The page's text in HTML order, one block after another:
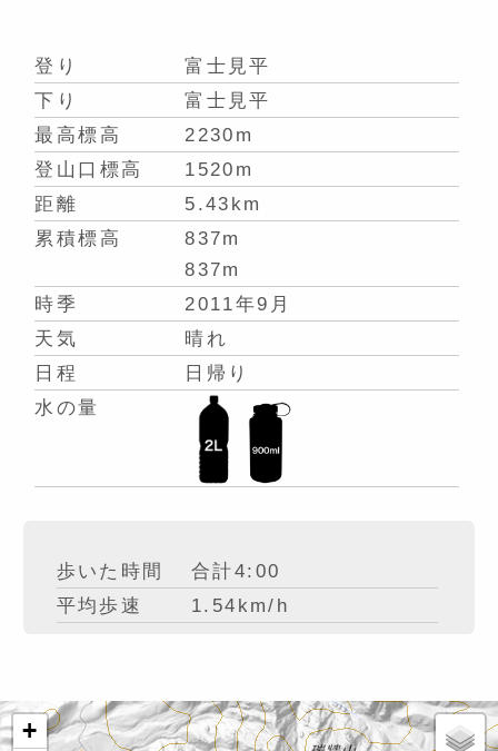
登り
富士見平
下り
富士見平
最高標高
2230m
登山口標高
1520m
距離
5.43km
累積標高
837m
837m
時季
2011年9月
天気
晴れ
日程
日帰り
水の量
歩いた時間
合計4:00
平均歩速
1.54km/h
+